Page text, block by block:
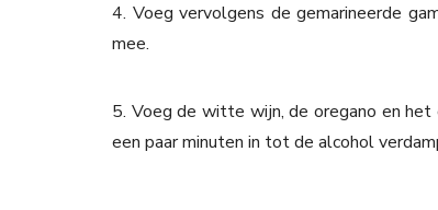
4. Voeg vervolgens de gemarineerde
mee.
5. Voeg de witte wijn, de oregano en
een paar minuten in tot de alcohol